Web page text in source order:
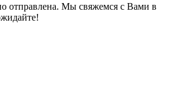
отправлена. Мы свяжемся с Вами в